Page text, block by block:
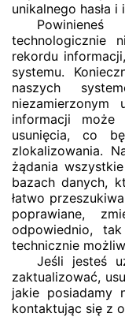
unikalnego hasła
technologicznie
rekordu
systemu.
naszych
informacji
usunięcia, co
zlokalizowania.
żądania
bazach danych,
łatwo
poprawiane,
odpowiednio,
technicznie
Jeśli jesteś
zaktualizować,
jakie posiadamy
kontaktując się z